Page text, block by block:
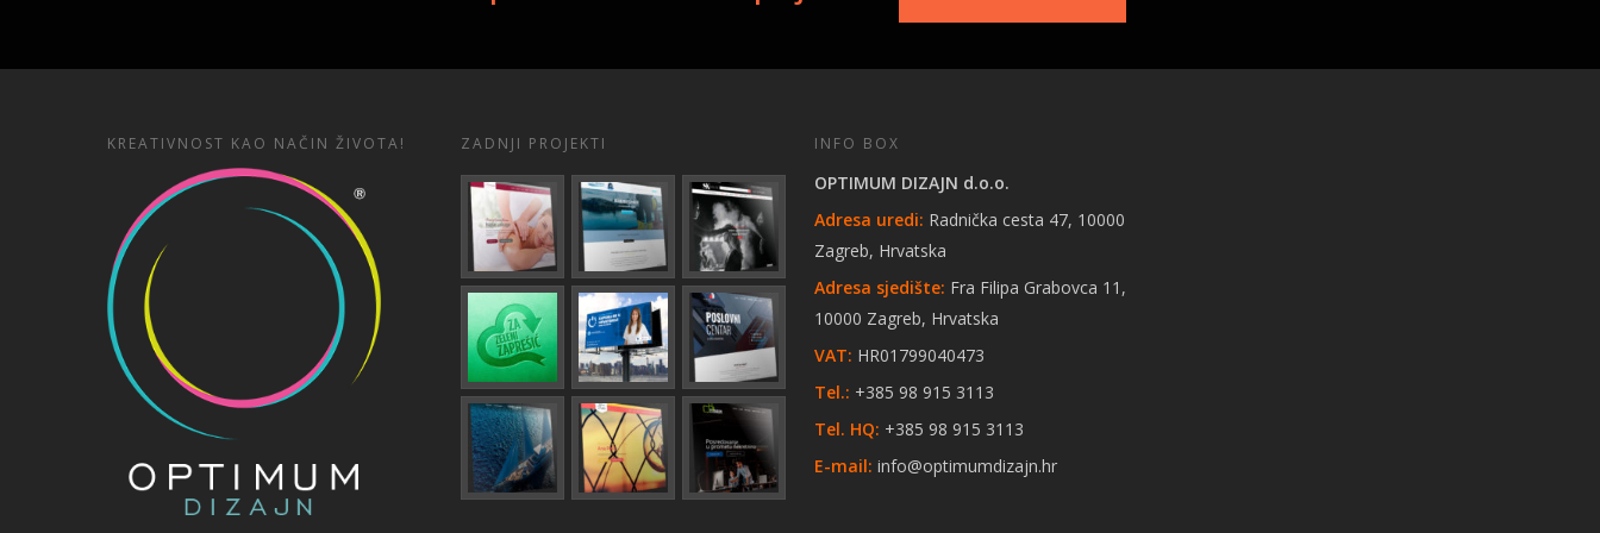
KREATIVNOST KAO NAČIN ŽIVOTA! ZADNJI PROJEKTI INFO BOX
OPTIMUM DIZAJN d.o.o.
Adresa uredi: Radnička cesta 47, 10000
Zagreb, Hrvatska
Adresa sjedište: Fra Filipa Grabovca 11,
10000 Zagreb, Hrvatska
VAT: HR01799040473
Tel.: +385 98 915 3113
Tel. HQ: +385 98 915 3113
E-mail: info@optimumdizajn.hr